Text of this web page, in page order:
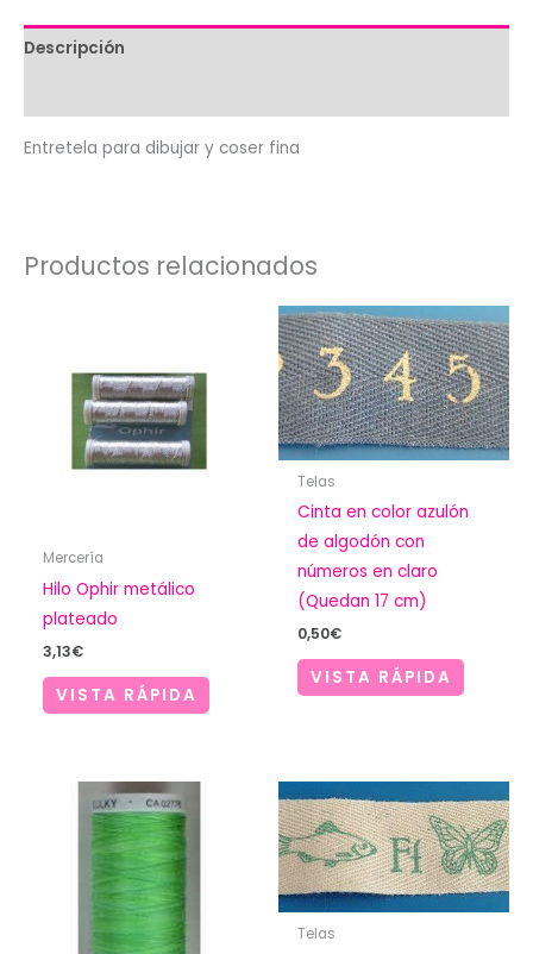
Descripción
Entretela para dibujar y coser fina
Productos relacionados
Mercería
Hilo Ophir metálico
plateado
3,13€
VISTA RÁPIDA
Telas
Cinta en color azulón
de algodón con
números en claro
(Quedan 17 cm)
0,50€
VISTA RÁPIDA
Telas